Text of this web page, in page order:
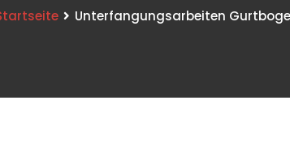
Unterfangungsarbeiten